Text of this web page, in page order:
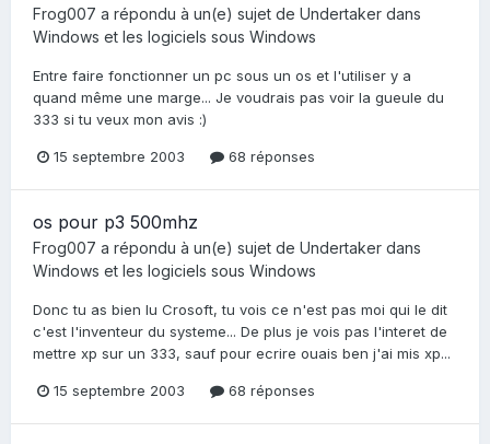
Frog007 a répondu à un(e) sujet de Undertaker dans
Windows et les logiciels sous Windows
Entre faire fonctionner un pc sous un os et l'utiliser y a
quand même une marge... Je voudrais pas voir la gueule du
333 si tu veux mon avis :)
15 septembre 2003 68 réponses
os pour p3 500mhz
Frog007 a répondu à un(e) sujet de Undertaker dans
Windows et les logiciels sous Windows
Donc tu as bien lu Crosoft, tu vois ce n'est pas moi qui le dit
c'est l'inventeur du systeme... De plus je vois pas l'interet de
mettre xp sur un 333, sauf pour ecrire ouais ben j'ai mis xp...
15 septembre 2003 68 réponses